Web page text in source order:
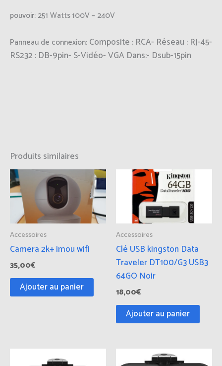
pouvoir: 251 Watts 100V – 240V
Panneau de connexion: Composite : RCA- Réseau : RJ-45-
RS232 : DB-9pin- S-Vidéo- VGA Dans:- Dsub-15pin
Produits similaires
Accessoires
Camera 2k+ imou wifi
35,00€
Ajouter au panier
Accessoires
Clé USB kingston Data
Traveler DT100/G3 USB3
64GO Noir
18,00€
Ajouter au panier